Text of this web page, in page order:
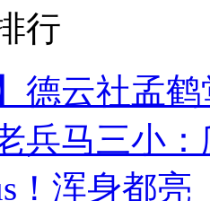
行
德云社孟
兵马三小
！浑身都亮